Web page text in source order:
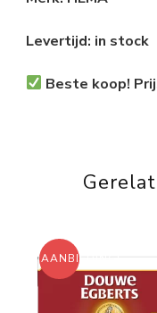
Levertijd: in stock
Beste koop!
AANBIEDING!